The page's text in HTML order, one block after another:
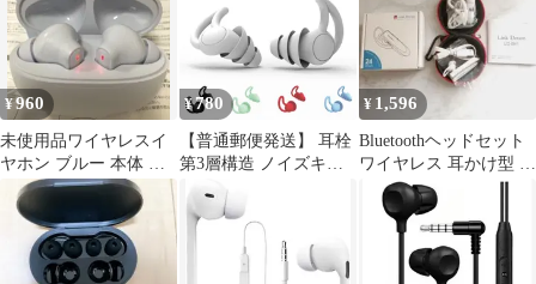
¥960
未使用品ワイヤレスイ
ヤホン ブルー 本体 ノ
イズキャンセリング搭
載
¥780
【普通郵便発送】 耳栓
第3層構造 ノイズキャ
る5色カラー 遮音 高性
能 大人用 子供用 みみ
せん 便利グッズ 飛行機
気圧 防音 快眠 グッズ
¥ 1,596
Bluetoothヘッドセット
ワイヤレス 耳かけ型 ハ
ンズフリー